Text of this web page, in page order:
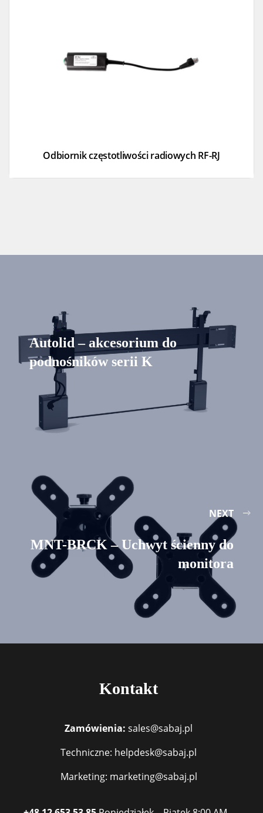
Odbiornik częstotliwości radiowych RF-RJ
Autolid – akcesorium do
podnośników serii K
NEXT
MNT-BRCK – Uchwyt ścienny do
monitora
Kontakt
Zamówienia: sales@sabaj.pl
Techniczne: helpdesk@sabaj.pl
Marketing: marketing@sabaj.pl